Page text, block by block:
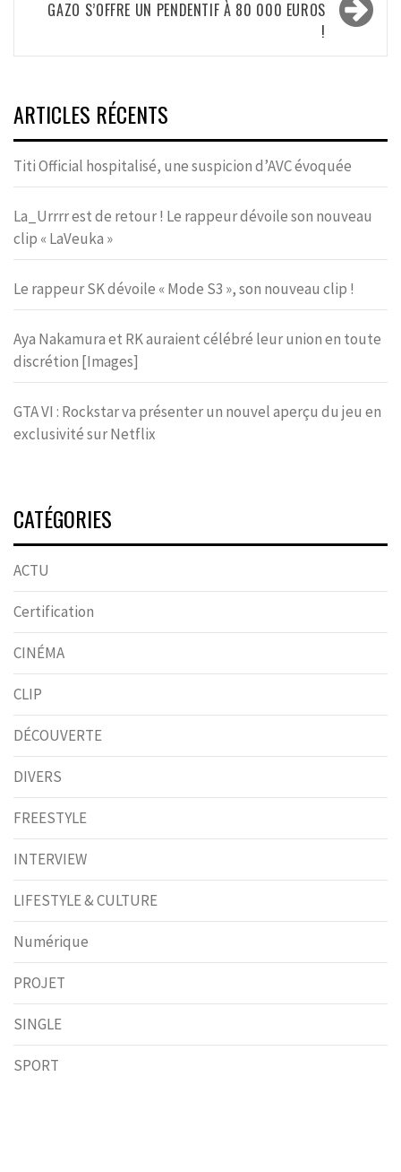
GAZO S’OFFRE UN PENDENTIF À 80 000 EUROS
!
ARTICLES RÉCENTS
Titi Official hospitalisé, une suspicion d’AVC évoquée
La_Urrrr est de retour ! Le rappeur dévoile son nouveau
clip « LaVeuka »
Le rappeur SK dévoile « Mode S3 », son nouveau clip !
Aya Nakamura et RK auraient célébré leur union en toute
discrétion [Images]
GTA VI : Rockstar va présenter un nouvel aperçu du jeu en
exclusivité sur Netflix
CATÉGORIES
ACTU
Certification
CINÉMA
CLIP
DÉCOUVERTE
DIVERS
FREESTYLE
INTERVIEW
LIFESTYLE & CULTURE
Numérique
PROJET
SINGLE
SPORT